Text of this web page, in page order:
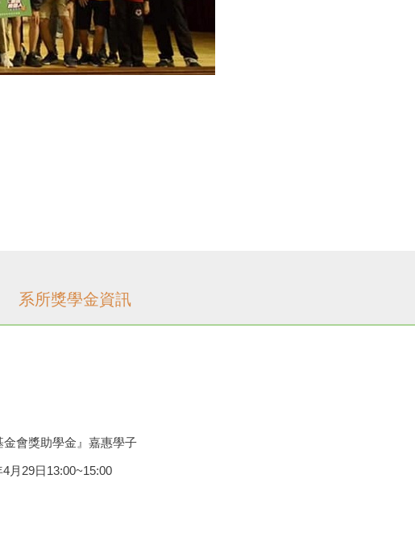
系所獎學金資訊
會獎助學金』嘉惠學子
月29日13:00~15:00